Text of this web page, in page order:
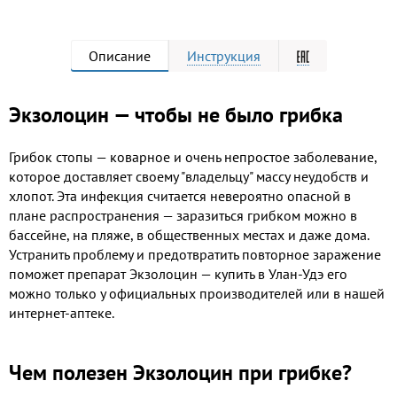
Описание Инструкция
Экзолоцин — чтобы не было грибка
Грибок стопы — коварное и очень непростое заболевание,
которое доставляет своему "владельцу" массу неудобств и
хлопот. Эта инфекция считается невероятно опасной в
плане распространения — заразиться грибком можно в
бассейне, на пляже, в общественных местах и даже дома.
Устранить проблему и предотвратить повторное заражение
поможет препарат Экзолоцин — купить в Улан-Удэ его
можно только у официальных производителей или в нашей
интернет-аптеке.
Чем полезен Экзолоцин при грибке?